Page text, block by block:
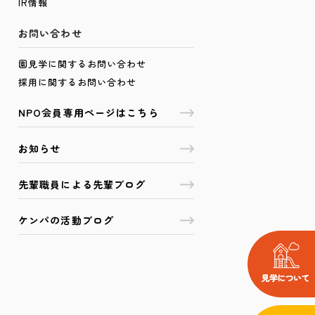
お問い合わせ
園見学に関するお問い合わせ
採用に関するお問い合わせ
NPO会員専用ページはこちら
お知らせ
先輩職員による先輩ブログ
ケンパの活動ブログ